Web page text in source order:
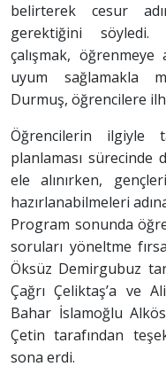
belirterek cesur
gerektiğini söyledi.
çalışmak,
uyum sağlamakla
Durmuş, öğrencilere
Öğrencilerin ilgiyle
planlaması
ele alınırken,
hazırlanabilmeleri
Program sonunda
soruları yöneltme
Öksüz Demirgubuz
Çağrı Çeliktaş’a ve
Bahar İslamoğlu
Çetin tarafından
sona erdi.